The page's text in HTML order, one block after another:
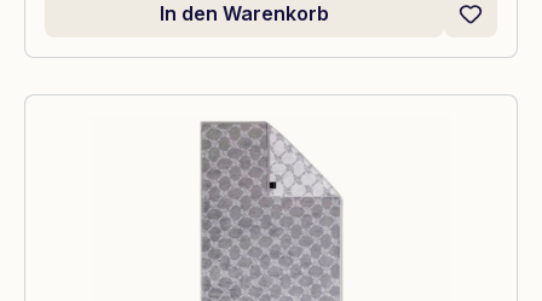
In den Warenkorb